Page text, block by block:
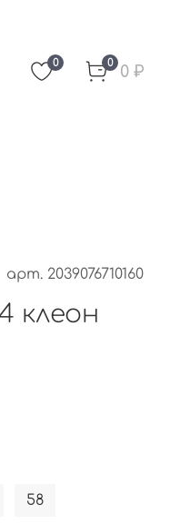
0 0 0 ₽
арт. 2039076710160
клеон
58